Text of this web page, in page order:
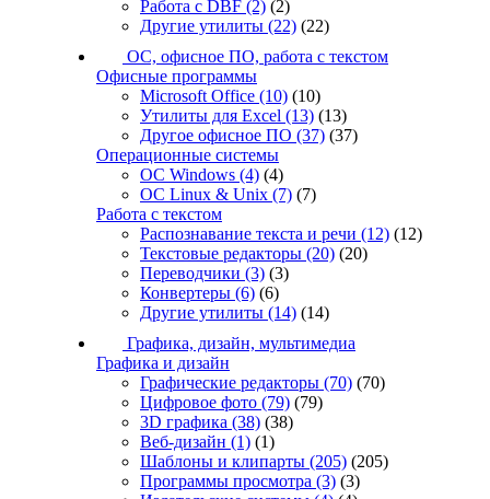
Работа с DBF (2) (2)
Другие утилиты (22) (22)
ОС, офисное ПО, работа с текстом
Офисные программы
Microsoft Office (10) (10)
Утилиты для Excel (13) (13)
Другое офисное ПО (37) (37)
Операционные системы
ОС Windows (4) (4)
ОС Linux & Unix (7) (7)
Работа с текстом
Распознавание текста и речи (12) (12)
Текстовые редакторы (20) (20)
Переводчики (3) (3)
Конвертеры (6) (6)
Другие утилиты (14) (14)
Графика, дизайн, мультимедиа
Графика и дизайн
Графические редакторы (70) (70)
Цифровое фото (79) (79)
3D графика (38) (38)
Веб-дизайн (1) (1)
Шаблоны и клипарты (205) (205)
Программы просмотра (3) (3)